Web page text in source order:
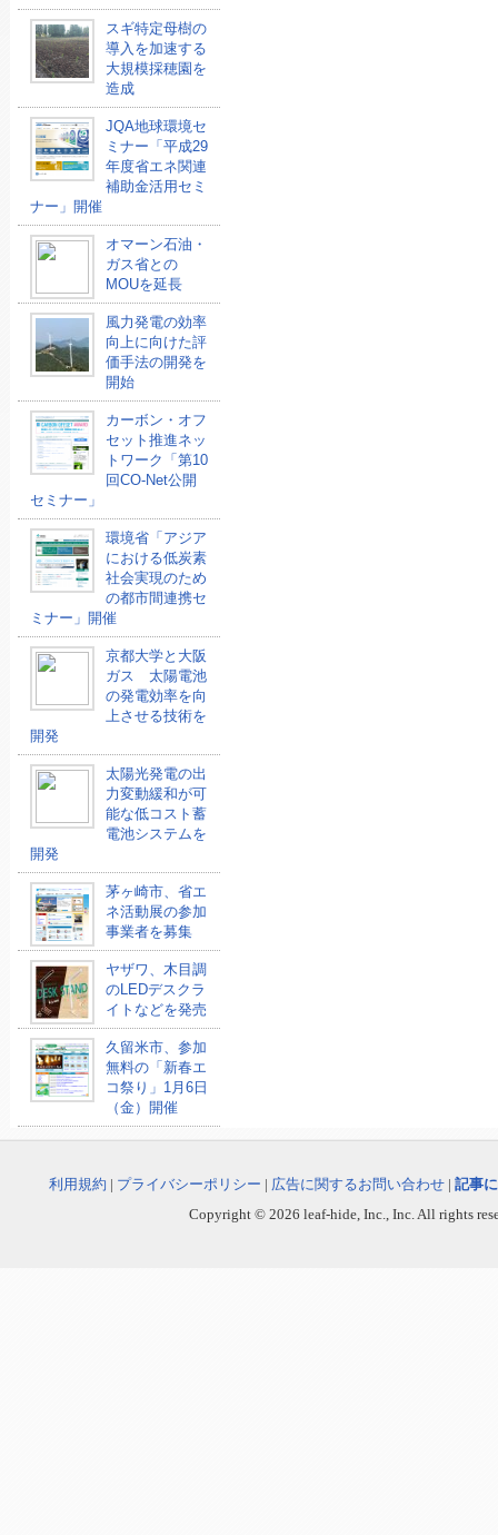
スギ特定母樹の
導入を加速する
大規模採穂園を
造成
JQA地球環境セ
ミナー「平成29
年度省エネ関連
補助金活用セミ
ナー」開催
オマーン石油・
ガス省との
MOUを延長
風力発電の効率
向上に向けた評
価手法の開発を
開始
カーボン・オフ
セット推進ネッ
トワーク「第10
回CO-Net公開
セミナー」
環境省「アジア
における低炭素
社会実現のため
の都市間連携セ
ミナー」開催
京都大学と大阪
ガス 太陽電池
の発電効率を向
上させる技術を
開発
太陽光発電の出
力変動緩和が可
能な低コスト蓄
電池システムを
開発
茅ヶ崎市、省エ
ネ活動展の参加
事業者を募集
ヤザワ、木目調
のLEDデスクラ
イトなどを発売
久留米市、参加
無料の「新春エ
コ祭り」1月6日
（金）開催
利用規約 | プライバシーポリシー | 広告に関するお問い合わせ | 記事
Copyright © 2026 leaf-hide, Inc., Inc. All rights